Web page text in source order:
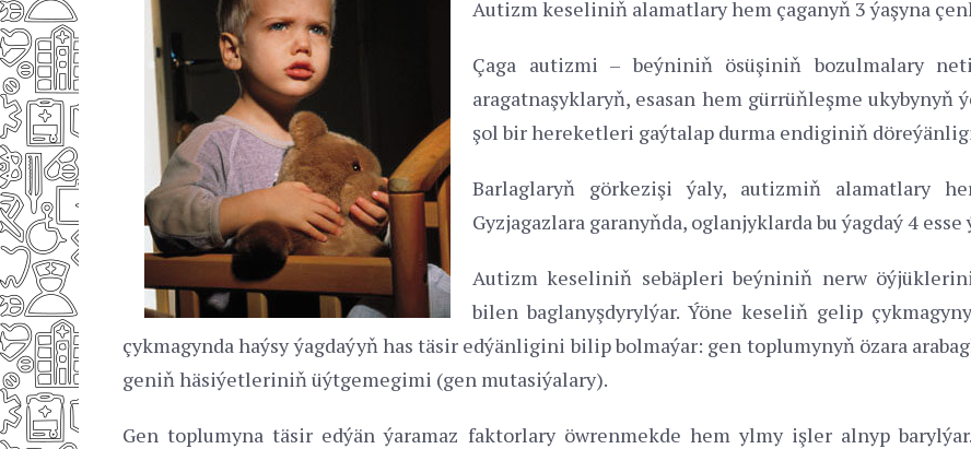
Autizm keseliniň alamatlary hem çaganyň 3 ýaşyna
Çaga autizmi – beýniniň ösüşiniň bozulmalary
aragatnaşyklaryň, esasan hem gürrüňleşme
şol bir hereketleri gaýtalap durma endiginiň
Barlaglaryň görkezişi ýaly, autizmiň alamatlary
Gyzjagazlara garanyňda, oglanjyklarda bu ýagdaý 4
Autizm keseliniň sebäpleri beýniniň nerw
bilen baglanyşdyrylýar. Ýöne keseliň gelip
çykmagynda haýsy ýagdaýyň has täsir edýänligini bilip bolmaýar: gen toplumynyň özara
geniň häsiýetleriniň üýtgemegimi (gen mutasiýalary).
Gen toplumyna täsir edýän ýaramaz faktorlary öwrenmekde hem ylmy işler alnyp